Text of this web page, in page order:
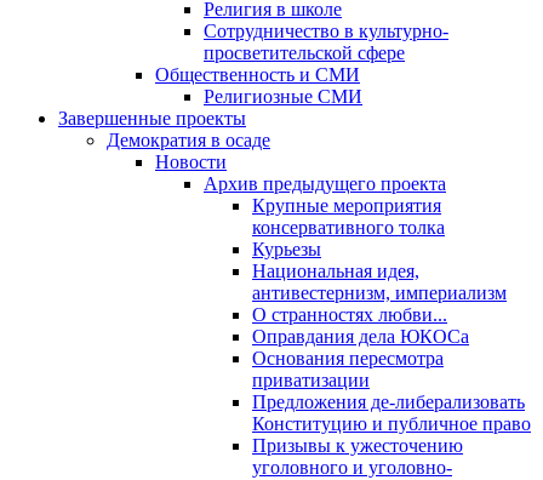
Религия в школе
Сотрудничество в культурно-
просветительской сфере
Общественность и СМИ
Религиозные СМИ
Завершенные проекты
Демократия в осаде
Новости
Архив предыдущего проекта
Крупные мероприятия
консервативного толка
Курьезы
Национальная идея,
антивестернизм, империализм
О странностях любви...
Оправдания дела ЮКОСа
Основания пересмотра
приватизации
Предложения де-либерализовать
Конституцию и публичное право
Призывы к ужесточению
уголовного и уголовно-